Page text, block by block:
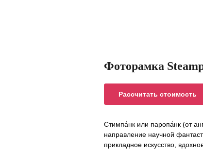
Фоторамка
Рассчитать стоимость
Стимпа́нк или паропа́нк (от
направление научной
прикладное искусство,